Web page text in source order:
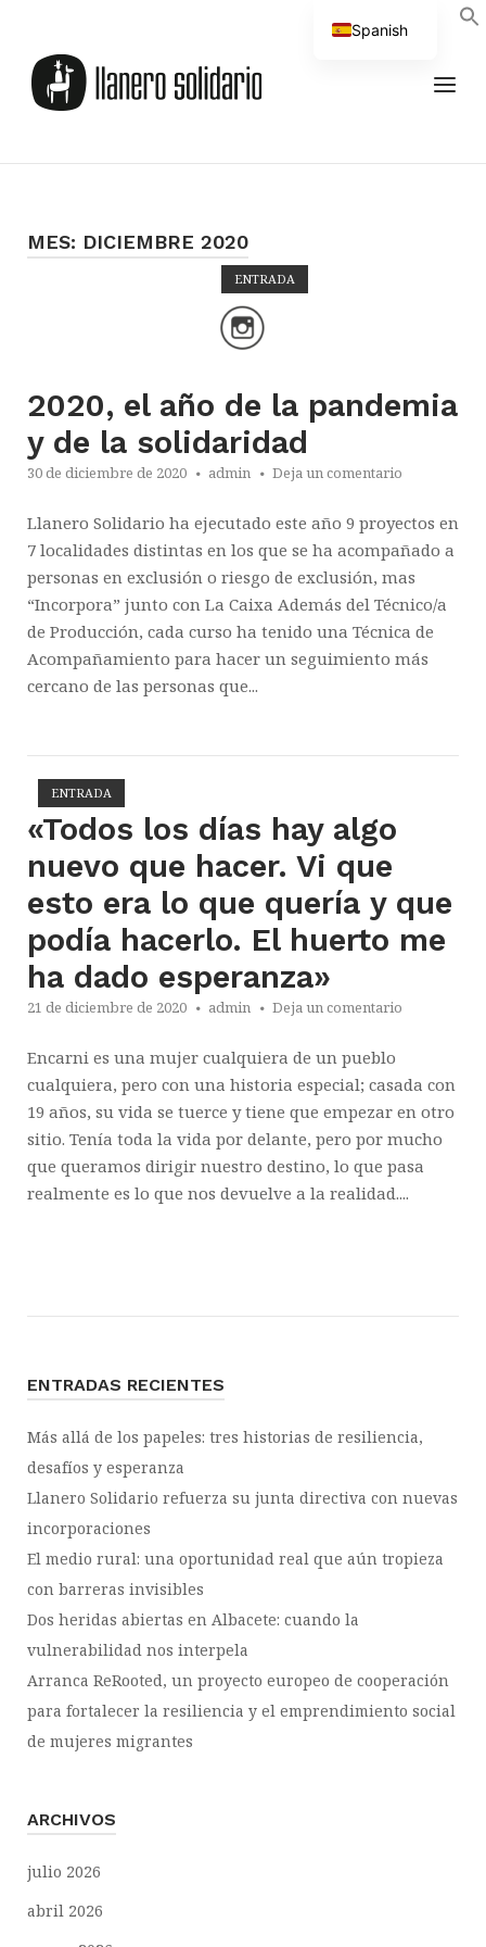
contenido
MES: DICIEMBRE 2020
ENTRADA
Abrir la entrada
2020, el año de la pandemia
y de la solidaridad
30 de diciembre de 2020 admin Deja un comentario
Llanero Solidario ha ejecutado este año 9 proyectos en
7 localidades distintas en los que se ha acompañado a
personas en exclusión o riesgo de exclusión, mas
“Incorpora” junto con La Caixa Además del Técnico/a
de Producción, cada curso ha tenido una Técnica de
Acompañamiento para hacer un seguimiento más
cercano de las personas que...
ENTRADA
«Todos los días hay algo
nuevo que hacer. Vi que
esto era lo que quería y que
podía hacerlo. El huerto me
ha dado esperanza»
21 de diciembre de 2020 admin Deja un comentario
Encarni es una mujer cualquiera de un pueblo
cualquiera, pero con una historia especial; casada con
19 años, su vida se tuerce y tiene que empezar en otro
sitio. Tenía toda la vida por delante, pero por mucho
que queramos dirigir nuestro destino, lo que pasa
realmente es lo que nos devuelve a la realidad....
ENTRADAS RECIENTES
Más allá de los papeles: tres historias de resiliencia,
desafíos y esperanza
Llanero Solidario refuerza su junta directiva con nuevas
incorporaciones
El medio rural: una oportunidad real que aún tropieza
con barreras invisibles
Dos heridas abiertas en Albacete: cuando la
vulnerabilidad nos interpela
Arranca ReRooted, un proyecto europeo de cooperación
para fortalecer la resiliencia y el emprendimiento social
de mujeres migrantes
ARCHIVOS
julio 2026
abril 2026
Spanish